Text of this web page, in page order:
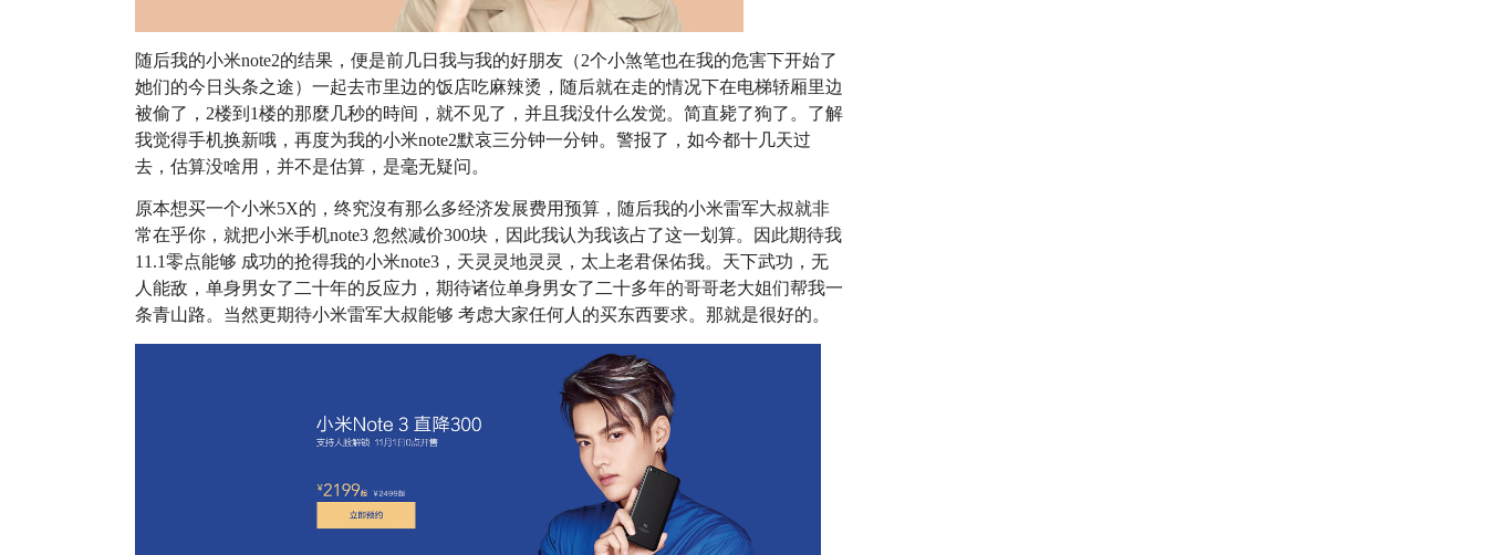
随后我的小米note2的结果，便是前几日我与我的好朋友（2个小煞笔也在我的危害下开始了
她们的今日头条之途）一起去市里边的饭店吃麻辣烫，随后就在走的情况下在电梯轿厢里边
被偷了，2楼到1楼的那麼几秒的時间，就不见了，并且我没什么发觉。简直毙了狗了。了解
我觉得手机换新哦，再度为我的小米note2默哀三分钟一分钟。警报了，如今都十几天过
去，估算没啥用，并不是估算，是毫无疑问。
原本想买一个小米5X的，终究沒有那么多经济发展费用预算，随后我的小米雷军大叔就非
常在乎你，就把小米手机note3 忽然减价300块，因此我认为我该占了这一划算。因此期待我
11.1零点能够 成功的抢得我的小米note3，天灵灵地灵灵，太上老君保佑我。天下武功，无
人能敌，单身男女了二十年的反应力，期待诸位单身男女了二十多年的哥哥老大姐们帮我一
条青山路。当然更期待小米雷军大叔能够 考虑大家任何人的买东西要求。那就是很好的。